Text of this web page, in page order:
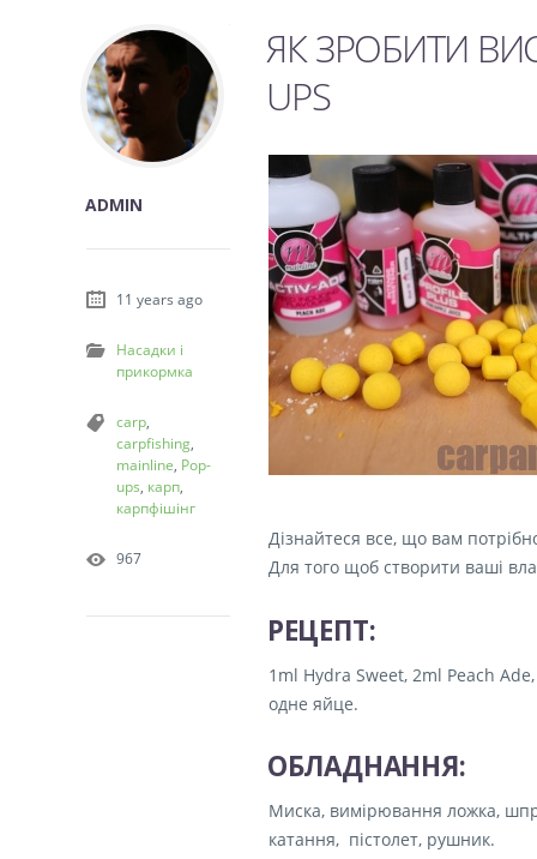
ЯК ЗРОБИТИ
UPS
Дізнайтеся все, що вам
Для того щоб створити ваші
РЕЦЕПТ:
1ml Hydra Sweet, 2ml Peach
одне яйце.
ОБЛАДНАННЯ:
Миска, вимірювання ложка,
катання, пістолет, рушник.
ADMIN
11 years ago
Насадки і
прикормка
carp,
carpfishing,
mainline, Pop-
ups, карп,
карпфішінг
967